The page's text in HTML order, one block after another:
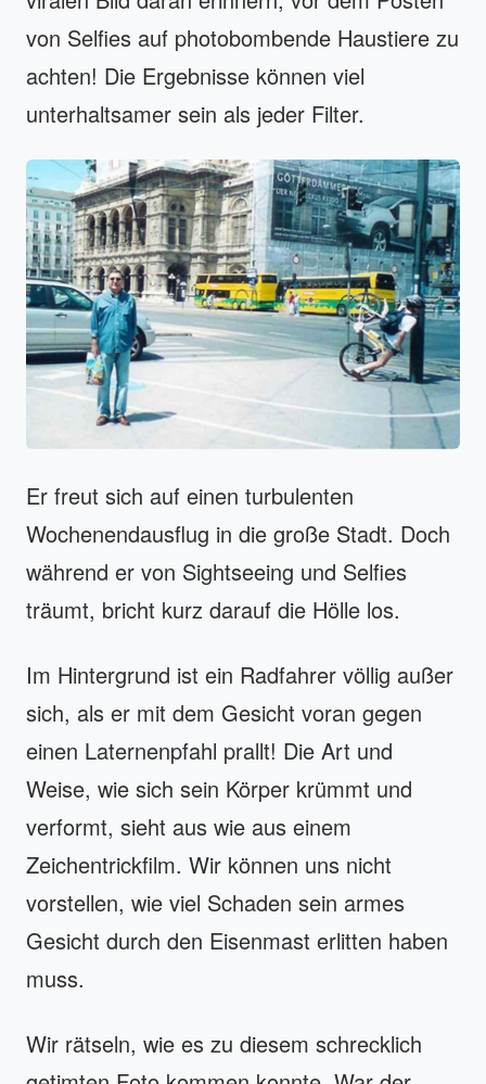
von Selfies auf photobombende Haustiere zu
achten! Die Ergebnisse können viel
unterhaltsamer sein als jeder Filter.
Er freut sich auf einen turbulenten
Wochenendausflug in die große Stadt. Doch
während er von Sightseeing und Selfies
träumt, bricht kurz darauf die Hölle los.
Im Hintergrund ist ein Radfahrer völlig außer
sich, als er mit dem Gesicht voran gegen
einen Laternenpfahl prallt! Die Art und
Weise, wie sich sein Körper krümmt und
verformt, sieht aus wie aus einem
Zeichentrickfilm. Wir können uns nicht
vorstellen, wie viel Schaden sein armes
Gesicht durch den Eisenmast erlitten haben
muss.
Wir rätseln, wie es zu diesem schrecklich